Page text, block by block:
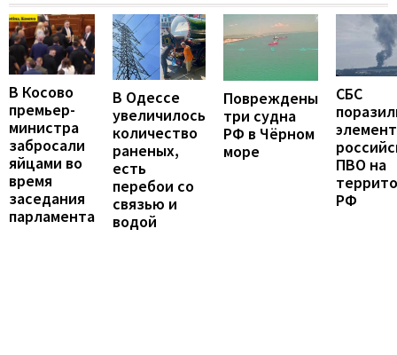
В Косово
премьер-
министра
забросали
яйцами во
время
заседания
парламента
В Одессе
увеличилось
количество
раненых,
есть
перебои со
связью и
водой
Повреждены
три судна
РФ в Чёрном
море
СБС
ПВО на
РФ